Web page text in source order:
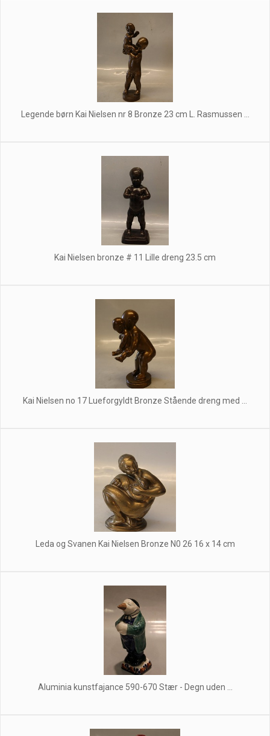
Legende børn Kai Nielsen nr 8 Bronze 23 cm L. Rasmussen ...
Kai Nielsen bronze # 11 Lille dreng 23.5 cm
Kai Nielsen no 17 Lueforgyldt Bronze Stående dreng med ...
Leda og Svanen Kai Nielsen Bronze N0 26 16 x 14 cm
Aluminia kunstfajance 590-670 Stær - Degn uden ...